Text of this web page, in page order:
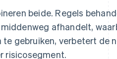
beide. Regels
afhandelt,
gebruiken, verbetert de
risicosegment.